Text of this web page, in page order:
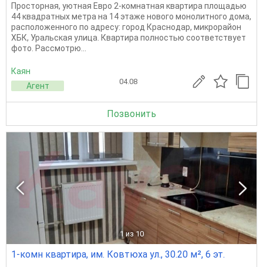
Просторная, уютная Евро 2-комнатная квартира площадью
44 квадратных метра на 14 этаже нового монолитного дома,
расположенного по адресу: город Краснодар, микрорайон
ХБК, Уральская улица. Квартира полностью соответствует
фото. Рассмотрю...
Каян
Агент
04.08
Позвонить
1 из 10
1-комн квартира, им. Ковтюха ул., 30.20 м², 6 эт.